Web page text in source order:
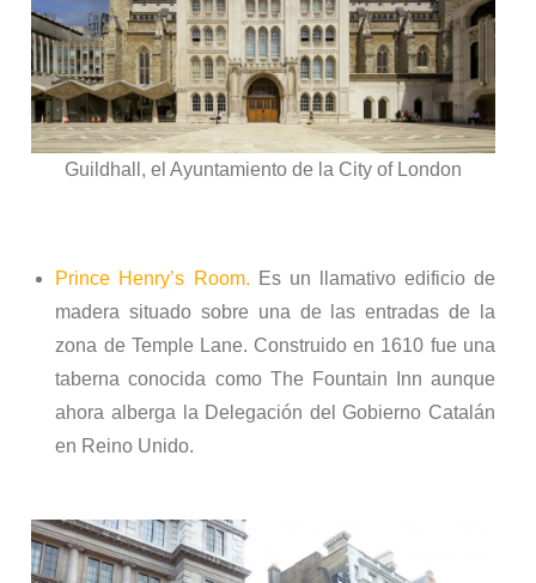
Guildhall, el Ayuntamiento de la City of London
Prince Henry’s Room. Es un llamativo edificio de
madera situado sobre una de las entradas de la
zona de Temple Lane. Construido en 1610 fue una
taberna conocida como The Fountain Inn aunque
ahora alberga la Delegación del Gobierno Catalán
en Reino Unido.